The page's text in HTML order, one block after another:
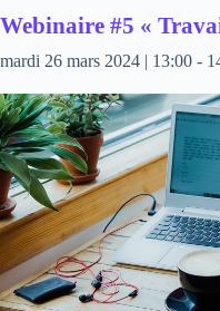
Webinaire #5 «
mardi 26 mars 2024 | 13:00 -